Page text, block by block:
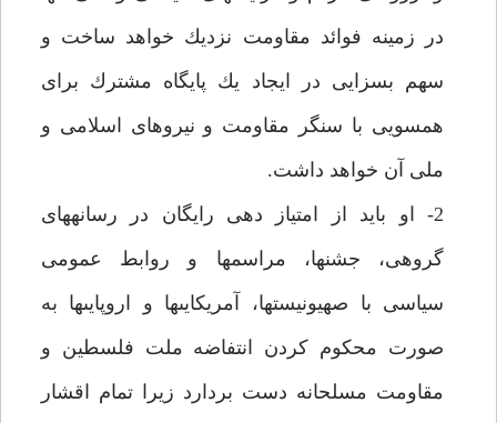
در زمينه فوائد مقاومت نزديك خواهد ساخت و
سهم بسزايى در ايجاد يك پايگاه مشترك براى
همسويى با سنگر مقاومت و نيروهاى اسلامى و
ملى آن خواهد داشت.
2- او بايد از امتياز دهى رايگان در رسانه‏هاى
گروهى، جشن‏ها، مراسم‏ها و روابط عمومى
سياسى با صهيونيست‏ها، آمريكايى‏ها و اروپايى‏ها به
صورت محكوم كردن انتفاضه ملت فلسطين و
مقاومت مسلحانه دست بردارد زيرا تمام اقشار